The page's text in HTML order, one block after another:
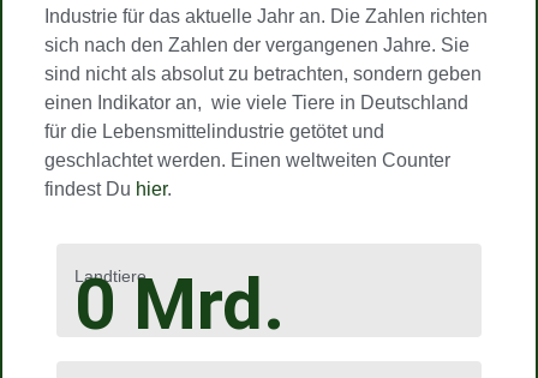
Industrie für das aktuelle Jahr an. Die Zahlen richten
sich nach den Zahlen der vergangenen Jahre. Sie
sind nicht als absolut zu betrachten, sondern geben
einen Indikator an, wie viele Tiere in Deutschland
für die Lebensmittelindustrie getötet und
geschlachtet werden. Einen weltweiten Counter
findest Du hier.
Landtiere
0 Mrd.